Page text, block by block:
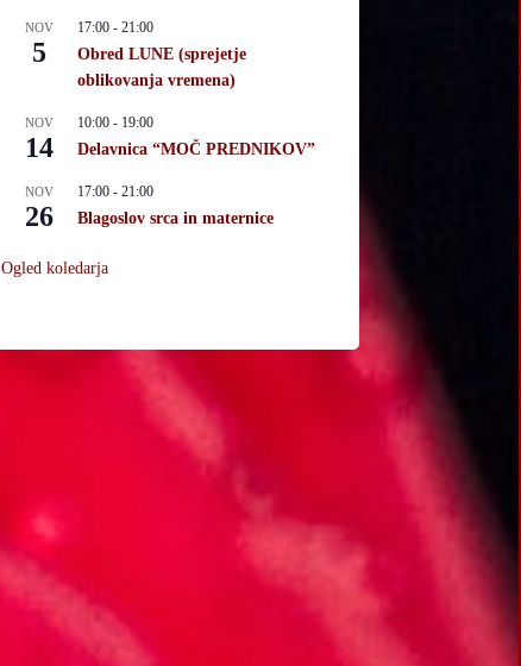
NOV
5
17:00 -21:00
Obred LUNE (sprejetje
oblikovanja vremena)
NOV
14
10:00 - 19:00
Delavnica “MOČ PREDNIKOV”
NOV
26
17:00 -21:00
Blagoslov srca in maternice
Ogled koledarja